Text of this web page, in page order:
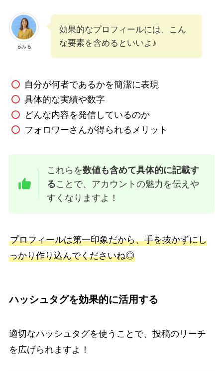
るみる
効果的なプロフィールには、こん
な要素を含めるといいよ♪
自分が何者であるかを簡潔に表現
具体的な実績や数字
どんな内容を発信しているのか
フォロワーさんが得られるメリット
これらを数値も含めて具体的に記載す
ることで、アカウントの魅力を伝えや
すくなりますよ！
プロフィールは第一印象だから、手を抜かずにし
っかり作り込んでくださいね◎
ハッシュタグを効果的に活用する
適切なハッシュタグを使うことで、投稿のリーチ
を広げられますよ！